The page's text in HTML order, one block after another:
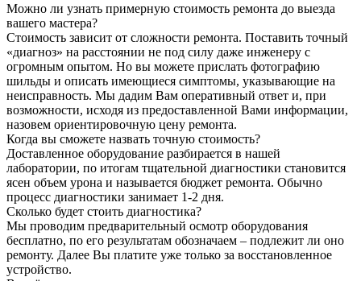
Можно ли узнать примерную стоимость ремонта до выезда
вашего мастера?
Стоимость зависит от сложности ремонта. Поставить точный
«диагноз» на расстоянии не под силу даже инженеру с
огромным опытом. Но вы можете прислать фотографию
шильды и описать имеющиеся симптомы, указывающие на
неисправность. Мы дадим Вам оперативный ответ и, при
возможности, исходя из предоставленной Вами информации,
назовем ориентировочную цену ремонта.
Когда вы сможете назвать точную стоимость?
Доставленное оборудование разбирается в нашей
лаборатории, по итогам тщательной диагностики становится
ясен объем урона и называется бюджет ремонта. Обычно
процесс диагностики занимает 1-2 дня.
Сколько будет стоить диагностика?
Мы проводим предварительный осмотр оборудования
бесплатно, по его результатам обозначаем – подлежит ли оно
ремонту. Далее Вы платите уже только за восстановленное
устройство.